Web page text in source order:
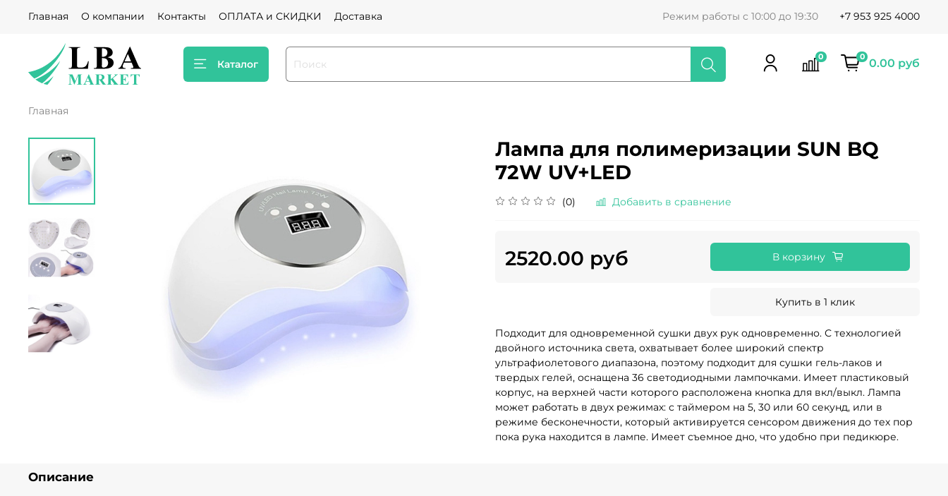
Главная О компании Контакты ОПЛАТА и СКИДКИ Доставка Режим работы с 10:00 до 19:30 +7 953 925 4000
Каталог
0 0 0.00 руб
Главная
Лампа для полимеризации SUN BQ
72W UV+LED
(0) Добавить в сравнение
2520.00 руб В корзину
Купить в 1 клик
Подходит для одновременной сушки двух рук одновременно. С технологией
двойного источника света, охватывает более широкий спектр
ультрафиолетового диапазона, поэтому подходит для сушки гель-лаков и
твердых гелей, оснащена 36 светодиодными лампочками. Имеет пластиковый
корпус, на верхней части которого расположена кнопка для вкл/выкл. Лампа
может работать в двух режимах: с таймером на 5, 30 или 60 секунд, или в
режиме бесконечности, который активируется сенсором движения до тех пор
пока рука находится в лампе. Имеет съемное дно, что удобно при педикюре.
Описание